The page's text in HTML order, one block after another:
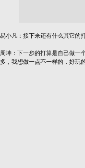
易小凡：接下来还有什么其它的
周坤：下一步的打算是自己做一
多，我想做一点不一样的，好玩